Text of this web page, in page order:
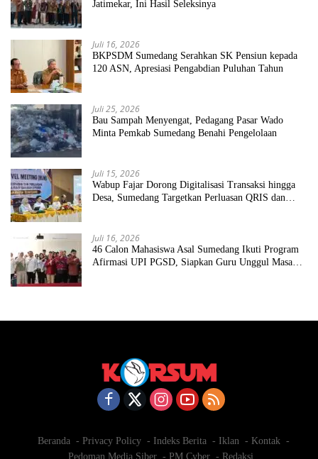
Jatimekar, Ini Hasil Seleksinya
Juli 16, 2026
BKPSDM Sumedang Serahkan SK Pensiun kepada
120 ASN, Apresiasi Pengabdian Puluhan Tahun
Juli 25, 2026
Bau Sampah Menyengat, Pedagang Pasar Wado
Minta Pemkab Sumedang Benahi Pengelolaan
Juli 15, 2026
Wabup Fajar Dorong Digitalisasi Transaksi hingga
Desa, Sumedang Targetkan Perluasan QRIS dan
Juli 16, 2026
46 Calon Mahasiswa Asal Sumedang Ikuti Program
Afirmasi UPI PGSD, Siapkan Guru Unggul Masa
Beranda Privacy Policy Indeks Berita Iklan
Kontak
Pedoman Media Siber
PM Cyber Redaksi